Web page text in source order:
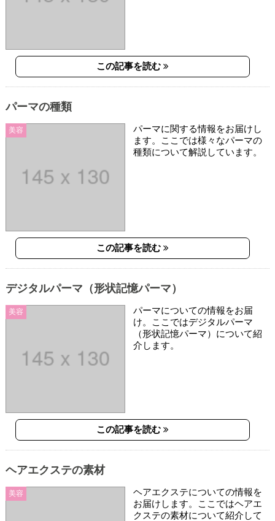
この記事を読む
美容
パーマの種類
パーマに関する情報をお届けし
ます。ここでは様々なパーマの
種類について解説しています。
この記事を読む
美容
デジタルパーマ（形状記憶パーマ）
パーマについての情報をお届
け。ここではデジタルパーマ
（形状記憶パーマ）について紹
介します。
この記事を読む
美容
ヘアエクステの素材
ヘアエクステについての情報を
お届けします。ここではヘアエ
クステの素材について紹介して